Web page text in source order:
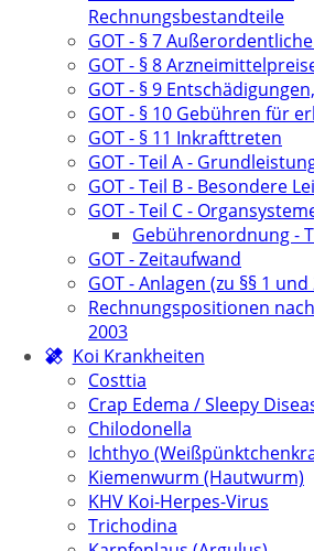
Rechnungsbestandteile
GOT - § 7
GOT - § 8
GOT - § 9
GOT - § 10 Gebühren für
GOT - § 11 Inkrafttreten
GOT - Teil A -
GOT - Teil B - Besondere
GOT - Teil C -
Gebührenordnung -
GOT - Zeitaufwand
GOT - Anlagen (zu §§ 1 und
Rechnungspositionen
2003
Koi Krankheiten
Costtia
Crap Edema / Sleepy
Chilodonella
Ichthyo
Kiemenwurm (Hautwurm)
KHV Koi-Herpes-Virus
Trichodina